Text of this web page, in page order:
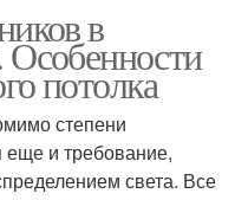
в
потолка
степени
еще и требование,
света. Все